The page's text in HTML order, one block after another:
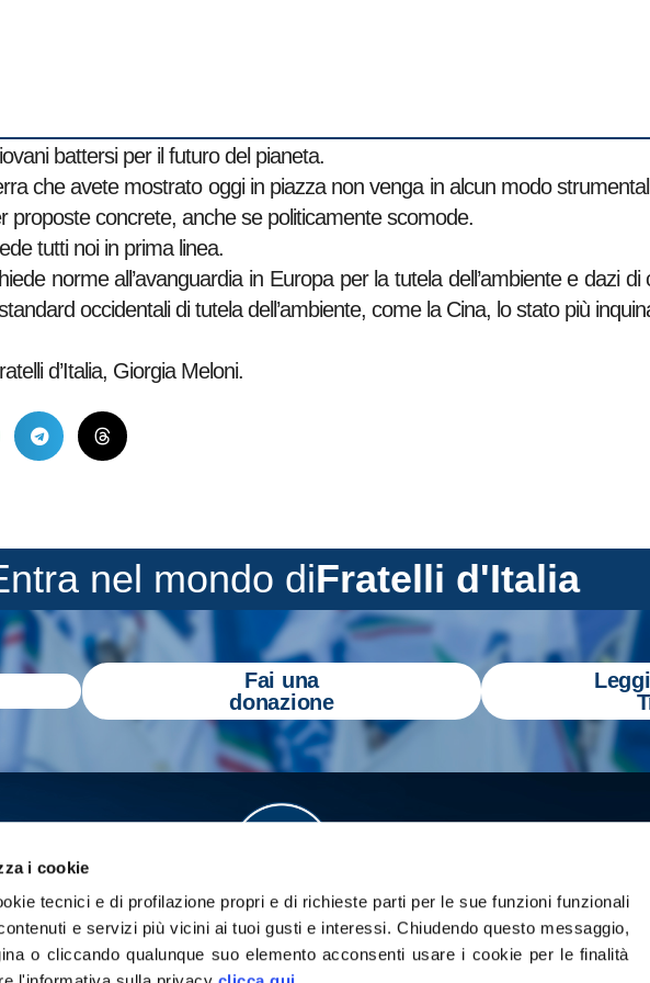
i cookie
tecnici e di profilazione propri e di richieste parti per le sue funzioni funzionali
e servizi più vicini ai tuoi gusti e interessi.Chiudendo questo messaggio,
o cliccando qualunque suo elemento acconsenti usare i cookie per le finalità
battersi per il futuro del pianeta.
che avete mostrato oggi in piazza non venga in alcun modo
proposte concrete, anche se politicamente scomode.
tutti noi in prima linea.
norme all’avanguardia in Europa per la tutela dell’ambiente e dazi
occidentali di tutela dell’ambiente, come la Cina, lo stato più
d’Italia, Giorgia Meloni.
nel mondo diFratelli d'Italia
Fai una
donazione